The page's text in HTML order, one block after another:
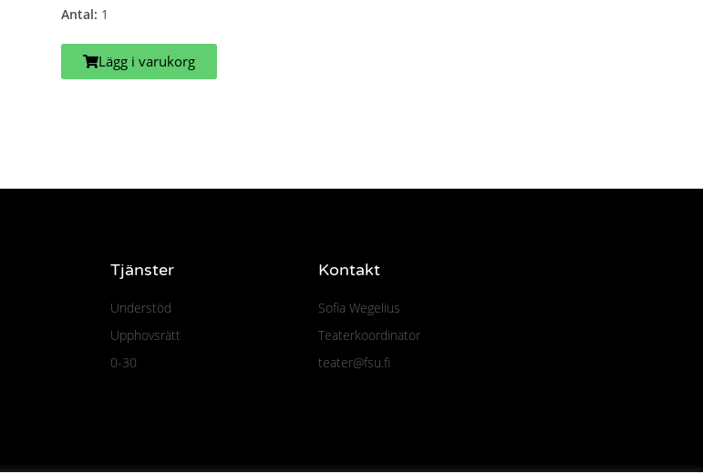
Antal: 1
Lägg i varukorg
Tjänster
Understöd
Upphovsrätt
0-30
Kontakt
Sofia Wegelius
Teaterkoordinator
teater@fsu.fi